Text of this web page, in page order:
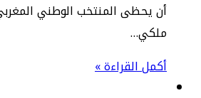
أن يحظى المنتخب الوطني
ملكي…
أكمل القراءة »